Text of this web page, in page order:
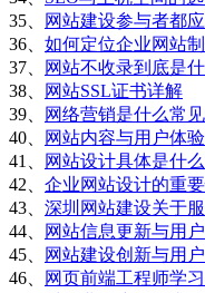
35、
网站建设参与者都
36、 如何定位企业网站
37、
网站不收录到底是
38、
网站SSL证书详解
39、
网络营销是什么常
40、
网站内容与用户体
41、
网站设计具体是什
42、 企业网站设计的重
43、 深圳网站建设关于
44、
网站信息更新与用
45、
网站建设创新与用
46、
网页前端工程师学